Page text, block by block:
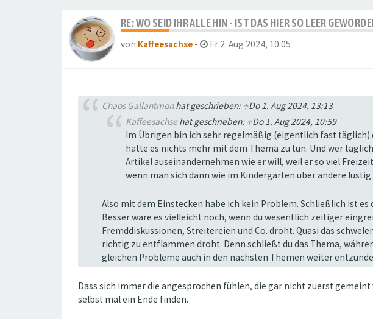
RE: WO SEID IHR ALLE HIN - IST DAS HIER SO LEER
von Kaffeesachse - Fr 2. Aug 2024, 10:05
Chaos Gallantmonhat geschrieben: ↑Do 1. Aug 2024, 13:13
Kaffeesachsehat geschrieben: ↑Do 1. Aug 2024, 10:59
Im Übrigen bin ich sehr regelmäßig (eigentlich fast täglich)
hatte es nichts mehr mit dem Thema zu tun. Und wer
Artikel auseinandernehmen wie er will, weil er so viel
wenn man sich dann wie im Kindergarten über andere
Also mit dem Einstecken habe ich kein Problem. Schließlich ist
Besser wäre es vielleicht noch, wenn du wesentlich zeitiger
Fremddiskussionen, Streitereien und Co. droht. Quasi das
richtig zu entflammen droht. Denn schließt du das Thema,
gleichen Probleme auch in den nächsten Themen weiter
Dass sich immer die angesprochen fühlen, die gar nicht zuerst gemeint
selbst mal ein Ende finden.